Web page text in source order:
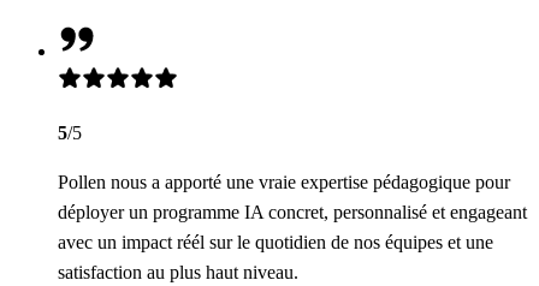
5/5
Pollen nous a apporté une vraie expertise pédagogique pour
déployer un programme IA concret, personnalisé et engageant
avec un impact réél sur le quotidien de nos équipes et une
satisfaction au plus haut niveau.